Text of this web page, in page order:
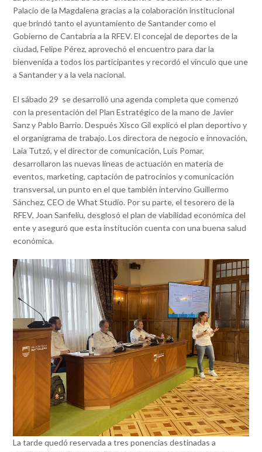
Palacio de la Magdalena gracias a la colaboración institucional
que brindó tanto el ayuntamiento de Santander como el
Gobierno de Cantabria a la RFEV. El concejal de deportes de la
ciudad, Felipe Pérez, aprovechó el encuentro para dar la
bienvenida a todos los participantes y recordó el vínculo que une
a Santander y a la vela nacional.
El sábado 29 se desarrolló una agenda completa que comenzó
con la presentación del Plan Estratégico de la mano de Javier
Sanz y Pablo Barrio. Después Xisco Gil explicó el plan deportivo y
el organigrama de trabajo. Los directora de negocio e innovación,
Laia Tutzó, y el director de comunicación, Luis Pomar,
desarrollaron las nuevas líneas de actuación en materia de
eventos, marketing, captación de patrocinios y comunicación
transversal, un punto en el que también intervino Guillermo
Sánchez, CEO de What Studio. Por su parte, el tesorero de la
RFEV, Joan Sanfeliu, desglosó el plan de viabilidad económica del
ente y aseguró que esta institución cuenta con una buena salud
económica.
La tarde quedó reservada a tres ponencias destinadas a